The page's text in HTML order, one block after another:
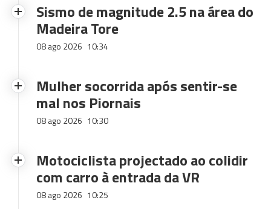
Sismo de magnitude 2.5 na área do
Madeira Tore
08 ago 2026 10:34
Mulher socorrida após sentir-se
mal nos Piornais
08 ago 2026 10:30
Motociclista projectado ao colidir
com carro à entrada da VR
08 ago 2026 10:25